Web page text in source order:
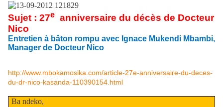
Sujet : 27e anniversaire du décès de Docteur
Nico
Entretien à bâton rompu avec Ignace Mukendi Mbambi,
Manager de Docteur Nico
http://www.mbokamosika.com/article-27e-anniversaire-du-deces-
du-dr-nico-kasanda-110390154.html
Ba ndeko,